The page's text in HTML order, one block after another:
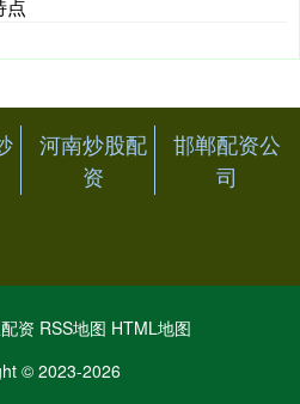
点
河南炒股配
资
邯郸配资公
司
资 RSS地图 HTML地图
© 2023-2026